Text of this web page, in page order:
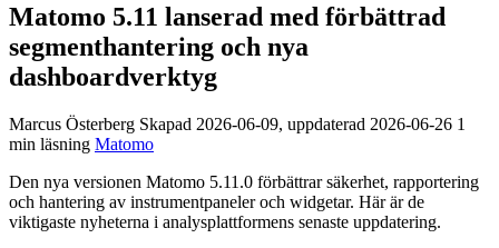
Matomo 5.11 lanserad med förbättrad
segmenthantering och nya
dashboardverktyg
Marcus Österberg Skapad 2026-06-09, uppdaterad 2026-06-26 1
min läsning Matomo
Den nya versionen Matomo 5.11.0 förbättrar säkerhet, rapportering
och hantering av instrumentpaneler och widgetar. Här är de
viktigaste nyheterna i analysplattformens senaste uppdatering.